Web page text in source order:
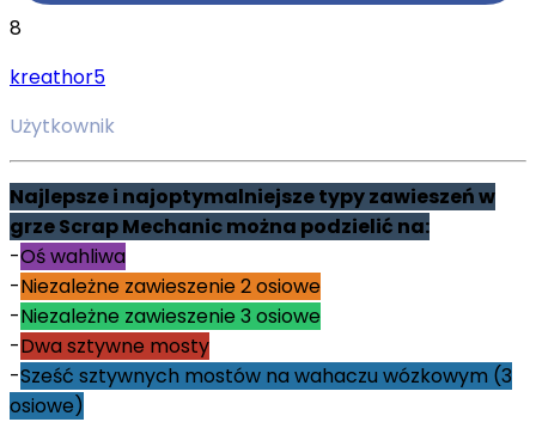
8
kreathor5
Użytkownik
Najlepsze i najoptymalniejsze typy zawieszeń w
grze Scrap Mechanic można podzielić na:
-Oś wahliwa
-Niezależne zawieszenie 2 osiowe
-Niezależne zawieszenie 3 osiowe
-Dwa sztywne mosty
-Sześć sztywnych mostów na wahaczu wózkowym (3
osiowe)